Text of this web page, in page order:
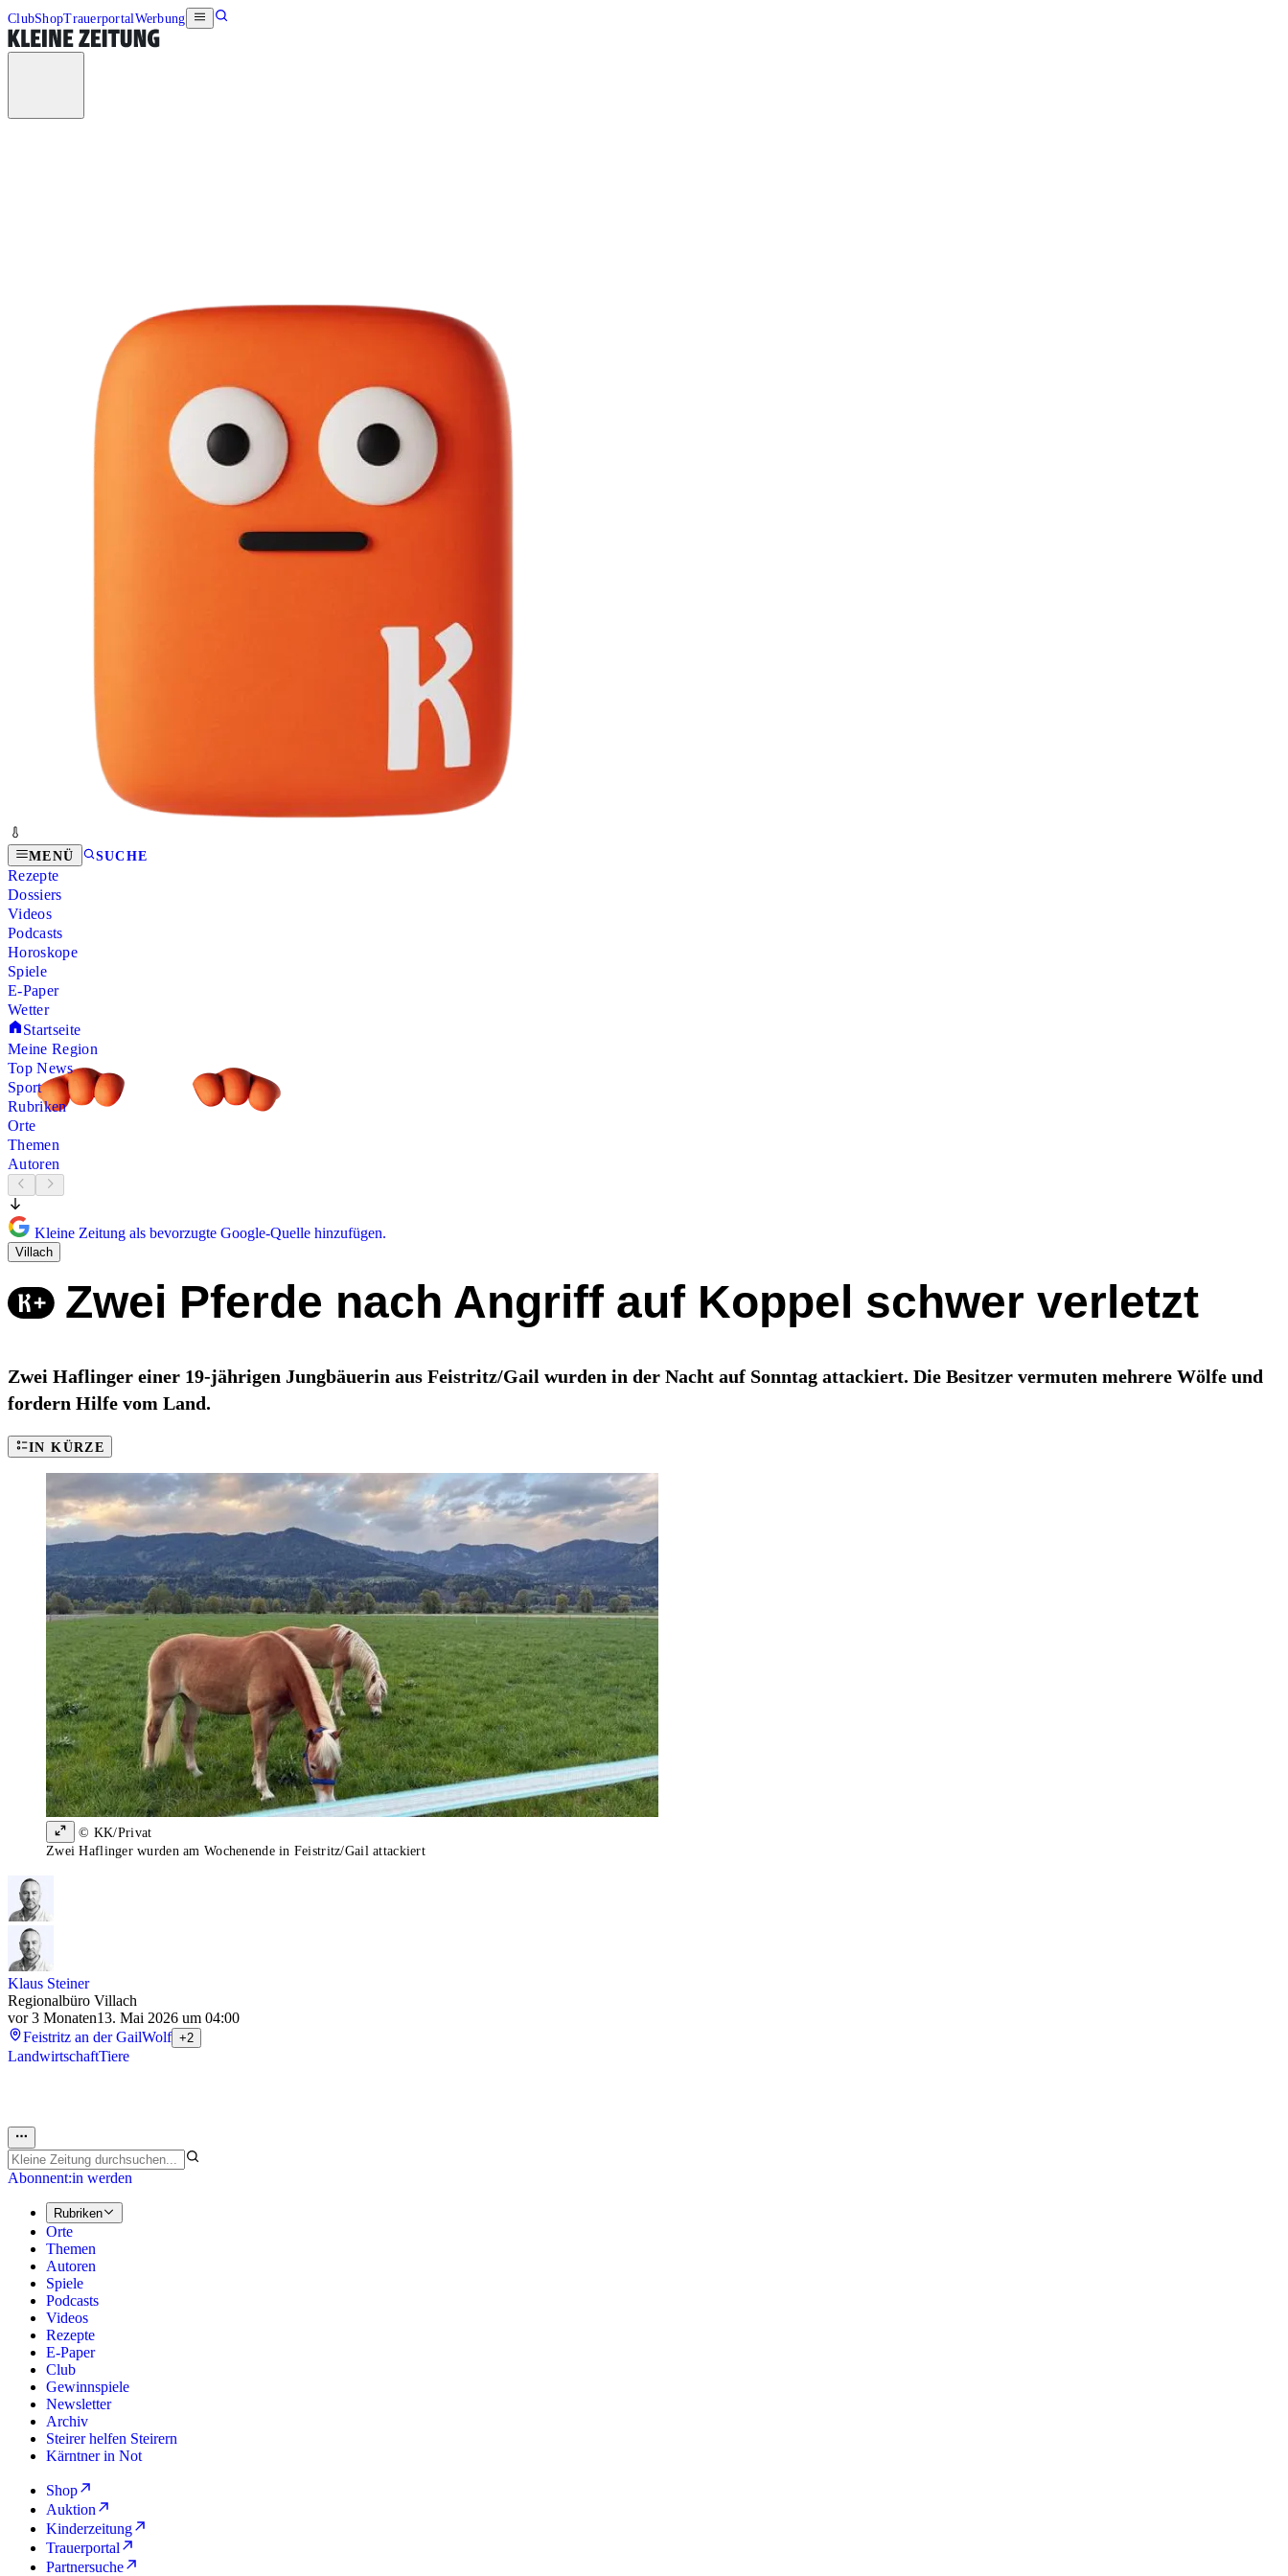
ClubShopTrauerportalWerbung
MENÜ SUCHE
Rezepte
Dossiers
Videos
Podcasts
Horoskope
Spiele
E-Paper
Wetter
Startseite
Meine Region
Top News
Sport
Rubriken
Orte
Themen
Autoren
Kleine Zeitung als bevorzugte Google-Quelle hinzufügen.
Villach
Zwei Pferde nach Angriff auf Koppel schwer verletzt
Zwei Haflinger einer 19-jährigen Jungbäuerin aus Feistritz/Gail wurden in der Nacht auf Sonntag attackiert. Die Besitzer vermuten mehrere Wölfe und
fordern Hilfe vom Land.
IN KÜRZE
© KK/Privat
Zwei Haflinger wurden am Wochenende in Feistritz/Gail attackiert
Klaus Steiner
Regionalbüro Villach
vor 3 Monaten13. Mai 2026 um 04:00
Feistritz an der GailWolf +2
LandwirtschaftTiere
Abonnent:in werden
Rubriken
Orte
Themen
Autoren
Spiele
Podcasts
Videos
Rezepte
E-Paper
Club
Gewinnspiele
Newsletter
Archiv
Steirer helfen Steirern
Kärntner in Not
Shop
Auktion
Kinderzeitung
Trauerportal
Partnersuche